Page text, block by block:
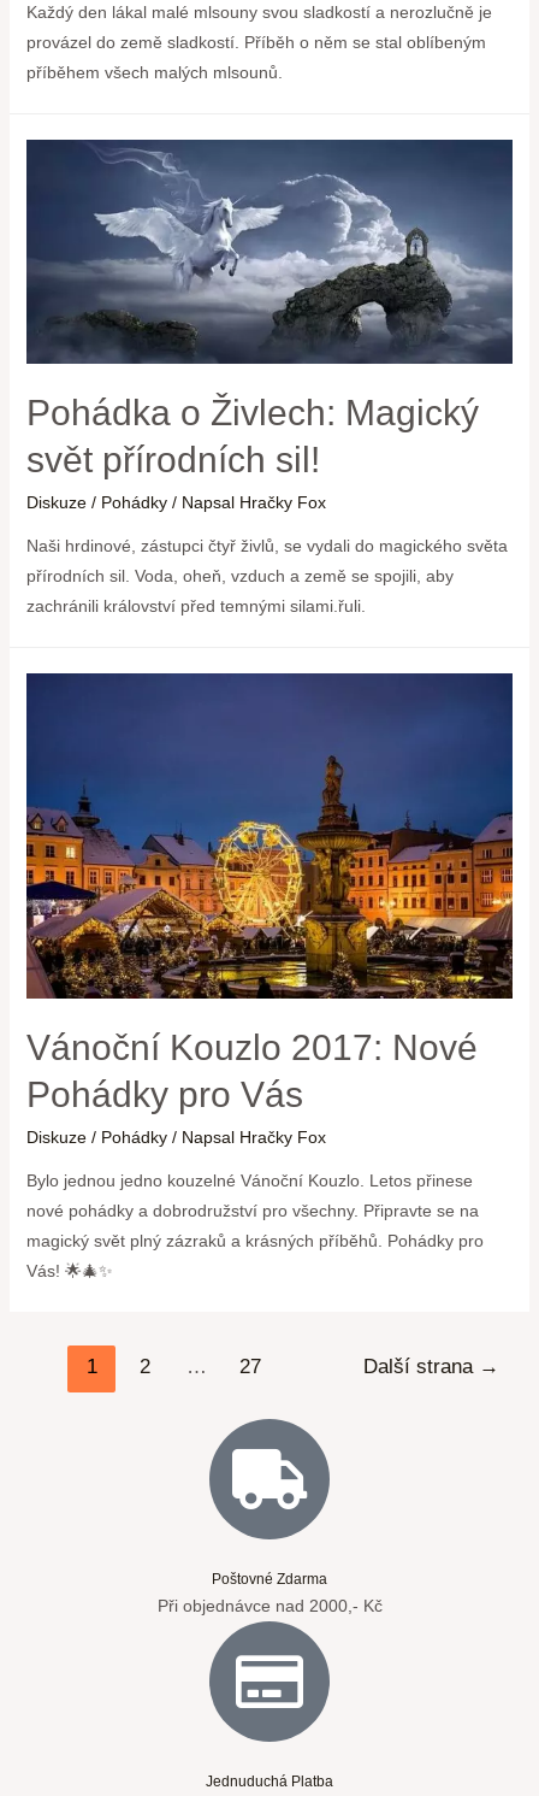
Každý den lákal malé mlsouny svou sladkostí a nerozlučně je
provázel do země sladkostí. Příběh o něm se stal oblíbeným
příběhem všech malých mlsounů.
Pohádka o Živlech: Magický
svět přírodních sil!
Diskuze / Pohádky/ Napsal Hračky Fox
Naši hrdinové, zástupci čtyř živlů, se vydali do magického světa
přírodních sil. Voda, oheň, vzduch a země se spojili, aby
zachránili království před temnými silami.řuli.
Vánoční Kouzlo 2017: Nové
Pohádky pro Vás
Diskuze / Pohádky/ Napsal Hračky Fox
Bylo jednou jedno kouzelné Vánoční Kouzlo. Letos přinese
nové pohádky a dobrodružství pro všechny. Připravte se na
magický svět plný zázraků a krásných příběhů. Pohádky pro
Vás! 🌟🎄✨
1 2 … 27 Další strana →
Poštovné Zdarma
Při objednávce nad 2000,- Kč
Jednuduchá Platba